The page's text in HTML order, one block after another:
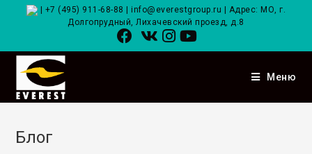
+7 (495) 911-68-88 info@everestgroup.ru | Адрес: МО, г.
Долгопрудный, Лихачевский проезд, д.8
Меню
Блог